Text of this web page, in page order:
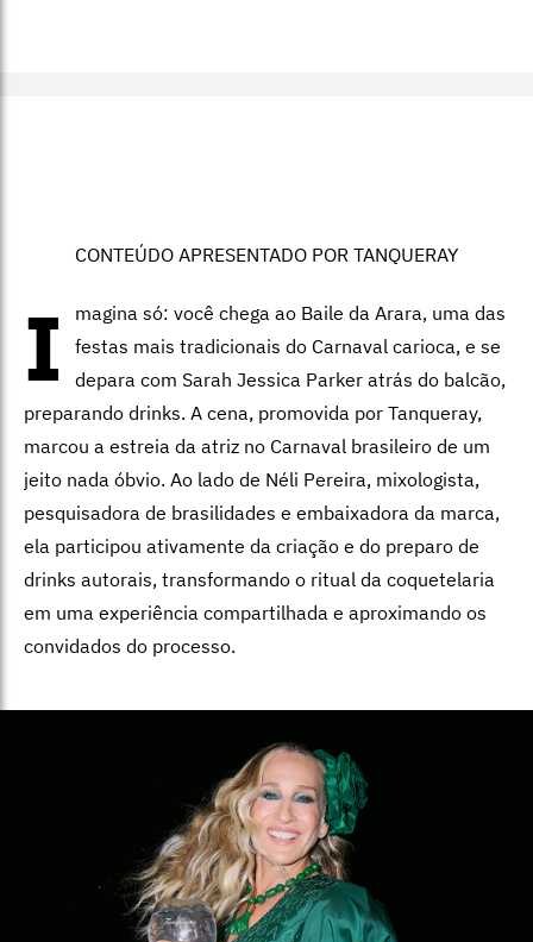
CONTEÚDO APRESENTADO POR TANQUERAY
I
magina só: você chega ao Baile da Arara, uma das
festas mais tradicionais do Carnaval carioca, e se
depara com Sarah Jessica Parker atrás do balcão,
preparando drinks. A cena, promovida por Tanqueray,
marcou a estreia da atriz no Carnaval brasileiro de um
jeito nada óbvio. Ao lado de Néli Pereira, mixologista,
pesquisadora de brasilidades e embaixadora da marca,
ela participou ativamente da criação e do preparo de
drinks autorais, transformando o ritual da coquetelaria
em uma experiência compartilhada e aproximando os
convidados do processo.